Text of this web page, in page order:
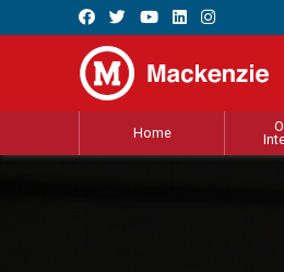
Home